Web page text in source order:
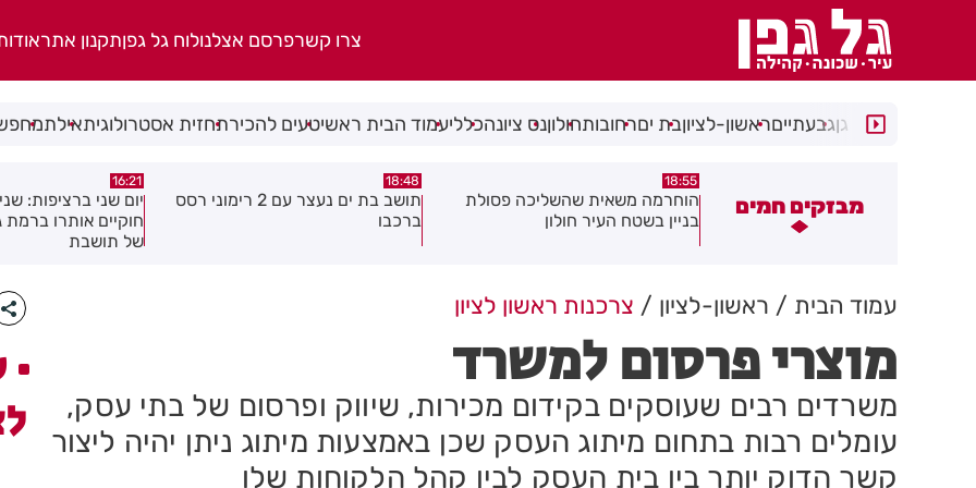
צרו קשרפרסם אצלנולוח גל גפןתקנון אתר
רמת גןגבעתייםראשון-לציוןבת יםרחובותחולוןנס ציונהכלליעמוד הבית ראשיטעים להכירתחזית אסטרולוגיתאילת
מבזקים חמים
הוחרמה משאית שהשליכה פסולת
בניין בשטח העיר חולון
18:48
תושב בת ים נעצר עם 2 רימוני רסס
ברכבו
16:21
יום שני ברציפות: שני שוהים בלתי
חוקיים אותרו ברמת גן בעקבות דיווח
15:04
צעיר נפצע בתאונת
לראשון לציון
עמוד הבית ראשון-לציון צרכנות ראשון לציון
מוצרי פרסום למשרד
משרדים רבים שעוסקים בקידום מכירות, שיווק ופרסום של בתי עסק,
עומלים רבות בתחום מיתוג העסק שכן באמצעות מיתוג ניתן יהיה ליצור
קשר הדוק יותר בין בית העסק לבין קהל הלקוחות שלו